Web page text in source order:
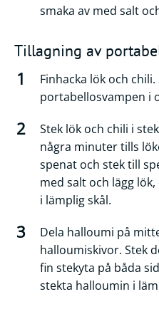
smaka av med salt
Tillagning av
Finhacka lök och
portabellosvampen i
Stek lök och chili i
några minuter tills
spenat och stek till
med salt och lägg
i lämplig skål.
Dela halloumi på
halloumiskivor. Stek
fin stekyta på båda
stekta halloumin i